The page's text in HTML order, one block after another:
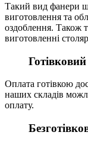
Такий вид фанери
виготовлення та
оздоблення. Також
виготовленні
Оплата готівкою
наших складів
оплату.